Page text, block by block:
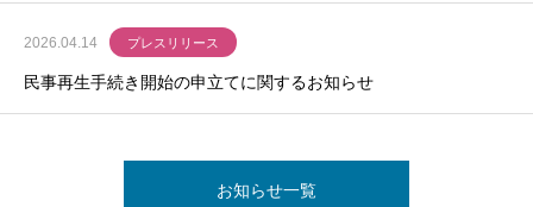
2026.04.14 プレスリリース
民事再生手続き開始の申立てに関するお知らせ
お知らせ一覧